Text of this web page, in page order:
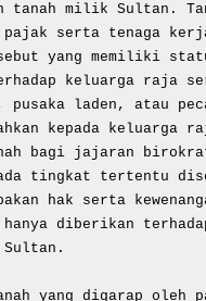
tanah milik Sultan.
pajak serta tenaga
yang memiliki
keluarga raja
pusaka laden, atau
kepada keluarga
bagi jajaran
tingkat tertentu
hak serta
hanya diberikan
Sultan.